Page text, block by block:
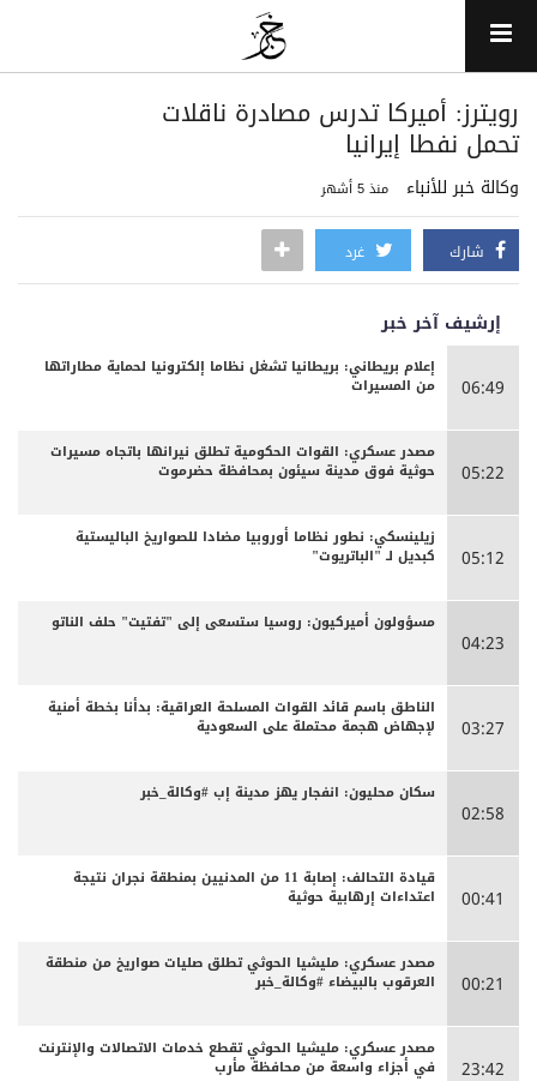
رويترز: أميركا تدرس مصادرة ناقلات
تحمل نفطا إيرانيا
وكالة خبر للأنباء منذ 5 أشهر
شارك غرد
إرشيف آخر خبر
06:49
إعلام بريطاني: بريطانيا تشغل نظاما إلكترونيا لحماية مطاراتها
من المسيرات
05:22
مصدر عسكري: القوات الحكومية تطلق نيرانها باتجاه مسيرات
حوثية فوق مدينة سيئون بمحافظة حضرموت
05:12
زيلينسكي: نطور نظاما أوروبيا مضادا للصواريخ الباليستية
كبديل لـ "الباتريوت"
04:23
مسؤولون أميركيون: روسيا ستسعى إلى "تفتيت" حلف الناتو
03:27
الناطق باسم قائد القوات المسلحة العراقية: بدأنا بخطة أمنية
لإجهاض هجمة محتملة على السعودية
02:58
سكان محليون: انفجار يهز مدينة إب #وكالة_خبر
00:41
قيادة التحالف: إصابة 11 من المدنيين بمنطقة نجران نتيجة
اعتداءات إرهابية حوثية
00:21
مصدر عسكري: مليشيا الحوثي تطلق صليات صواريخ من منطقة
العرقوب بالبيضاء #وكالة_خبر
23:42
مصدر عسكري: مليشيا الحوثي تقطع خدمات الاتصالات والإنترنت
في أجزاء واسعة من محافظة مأرب